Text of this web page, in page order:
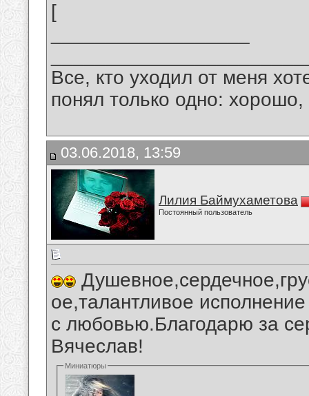
[
Все, кто уходил от меня
понял только одно:
03.06.2018, 13:59
Лилия Баймухаметова
Постоянный пользователь
ое,талантливое
с любовью.Благодарю за
Вячеслав!
Миниатюры